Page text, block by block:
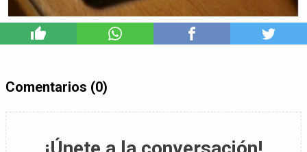
Comentarios (0)